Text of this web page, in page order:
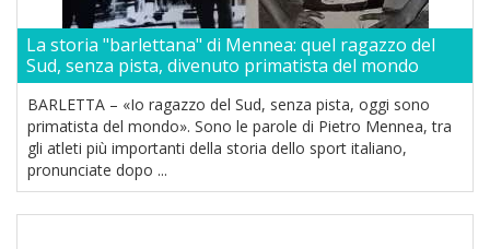
La storia "barlettana" di Mennea: quel ragazzo del
Sud, senza pista, divenuto primatista del mondo
BARLETTA – «Io ragazzo del Sud, senza pista, oggi sono
primatista del mondo». Sono le parole di Pietro Mennea, tra
gli atleti più importanti della storia dello sport italiano,
pronunciate dopo ...